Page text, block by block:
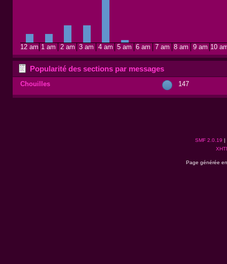
12 am 1 am 2 am 3 am 4 am 5 am 6 am 7 am 8 am 9 am 10
Popularité des sections par messages
Chouilles 147
SMF 2.0.19 |
Page générée